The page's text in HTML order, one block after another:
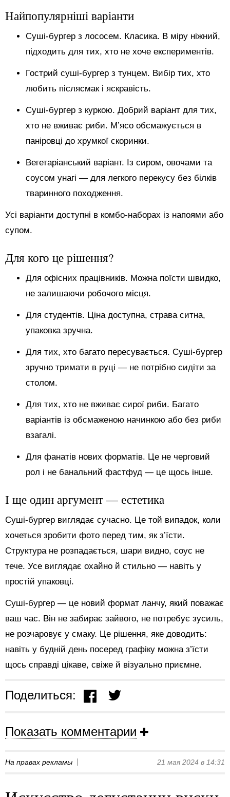
Найпопулярніші варіанти
Суші-бургер з лососем. Класика. В міру ніжний,
підходить для тих, хто не хоче експериментів.
Гострий суші-бургер з тунцем. Вибір тих, хто
любить післясмак і яскравість.
Суші-бургер з куркою. Добрий варіант для тих,
хто не вживає риби. М’ясо обсмажується в
паніровці до хрумкої скоринки.
Вегетаріанський варіант. Із сиром, овочами та
соусом унагі — для легкого перекусу без білків
тваринного походження.
Усі варіанти доступні в комбо-наборах із напоями або
супом.
Для кого це рішення?
Для офісних працівників. Можна поїсти швидко,
не залишаючи робочого місця.
Для студентів. Ціна доступна, страва ситна,
упаковка зручна.
Для тих, хто багато пересувається. Суші-бургер
зручно тримати в руці — не потрібно сидіти за
столом.
Для тих, хто не вживає сирої риби. Багато
варіантів із обсмаженою начинкою або без риби
взагалі.
Для фанатів нових форматів. Це не черговий
рол і не банальний фастфуд — це щось інше.
І ще один аргумент — естетика
Суші-бургер виглядає сучасно. Це той випадок, коли
хочеться зробити фото перед тим, як з’їсти.
Структура не розпадається, шари видно, соус не
тече. Усе виглядає охайно й стильно — навіть у
простій упаковці.
Суші-бургер — це новий формат ланчу, який поважає
ваш час. Він не забирає зайвого, не потребує зусиль,
не розчаровує у смаку. Це рішення, яке доводить:
навіть у будній день посеред графіку можна з’їсти
щось справді цікаве, свіже й візуально приємне.
Поделиться:
Показать комментарии
На правах рекламы 21 мая 2024 в 14:31